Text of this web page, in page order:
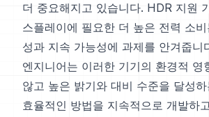
더 중요해지고 있습니다. HDR 지원
스플레이에 필요한 더 높은 전력 소
성과 지속 가능성에 과제를 안겨줍니
엔지니어는 이러한 기기의 환경적 영
않고 높은 밝기와 대비 수준을 달성
효율적인 방법을 지속적으로 개발하